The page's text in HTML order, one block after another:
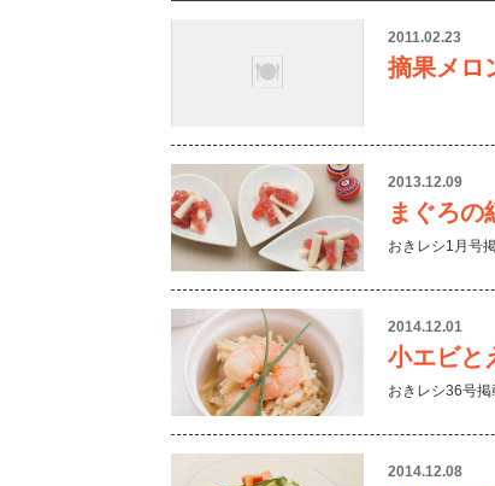
2011.02.23
摘果メロ
2013.12.09
まぐろの
おきレシ1月号
2014.12.01
小エビと
おきレシ36号
2014.12.08